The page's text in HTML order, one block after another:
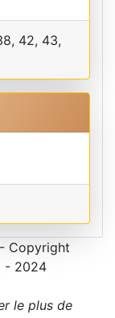
42, 43,
Copyright
- 2024
le plus de